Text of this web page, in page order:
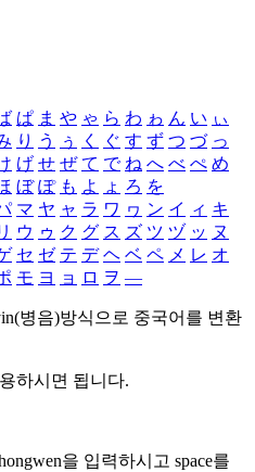
ぱ ま や ゃ ら わ ゎ ん い ぃ
り う ぅ く ぐ す ず つ づ っ
げ せ ぜ て で ね へ べ ぺ め
ぼ ぽ も よ ょ ろ を
マ ヤ ャ ラ ワ ヮ ン イ ィ キ
ウ ゥ ク グ ス ズ ツ ヅ ッ ヌ
セ ゼ テ デ ヘ ベ ペ メ レ オ
モ ヨ ョ ロ ヲ ―
병음)방식으로 중국어를 변환
하시면 됩니다.
을 입력하시고 space를